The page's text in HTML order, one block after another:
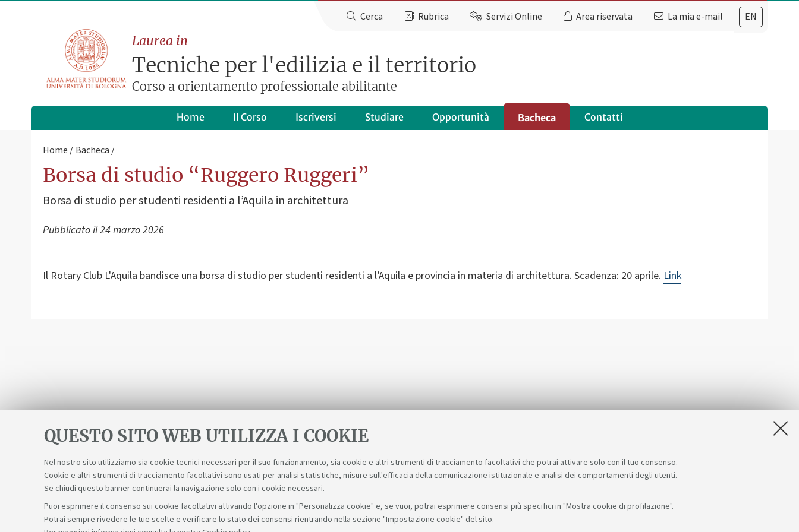
QUESTO SITO WEB UTILIZZA I COOKIE
Nel nostro sito utilizziamo sia cookie tecnici necessari per il suo funzionamento, sia cookie e altri strumenti di tracciamento facoltativi che potrai attivare solo con il tuo consenso.
Cookie e altri strumenti di tracciamento facoltativi sono usati per analisi statistiche, misure sull'efficacia della comunicazione istituzionale e analisi dei comportamenti degli utenti.
Se chiudi questo banner continuerai la navigazione solo con i cookie necessari.
Puoi esprimere il consenso sui cookie facoltativi attivando l'opzione in "Personalizza cookie" e, se vuoi, potrai esprimere consensi più specifici in "Mostra cookie di profilazione".
Potrai sempre rivedere le tue scelte e verificare lo stato dei consensi rientrando nella sezione "Impostazione cookie" del sito.
EN
Cerca Rubrica Servizi Online Area riservata La mia e-mail
Laurea in
Tecniche per l'edilizia e il territorio
Corso a orientamento professionale abilitante
Home Il Corso Iscriversi Studiare Opportunità Bacheca Contatti
Home Bacheca
Borsa di studio “Ruggero Ruggeri”
Borsa di studio per studenti residenti a l’Aquila in architettura
Pubblicato il24 marzo 2026
Il Rotary Club L'Aquila bandisce una borsa di studio per studenti residenti a l’Aquila e provincia in materia di architettura. Scadenza: 20 aprile. Link